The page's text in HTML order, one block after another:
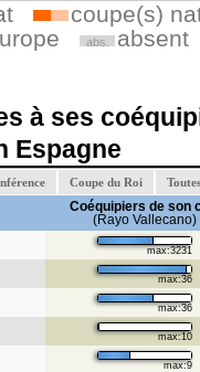
coupe(s)
abs. absent
à ses
Espagne
Coupe du Roi
Coéquipiers de son
(Rayo Vallecano)
max:3231
max:36
max:36
max:10
max:9